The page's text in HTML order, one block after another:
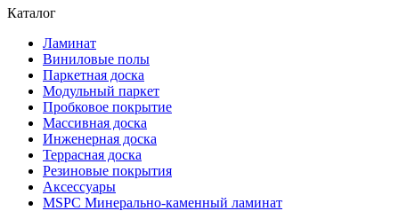
Каталог
Ламинат
Виниловые полы
Паркетная доска
Модульный паркет
Пробковое покрытие
Массивная доска
Инженерная доска
Террасная доска
Резиновые покрытия
Аксессуары
MSPC Минерально-каменный ламинат